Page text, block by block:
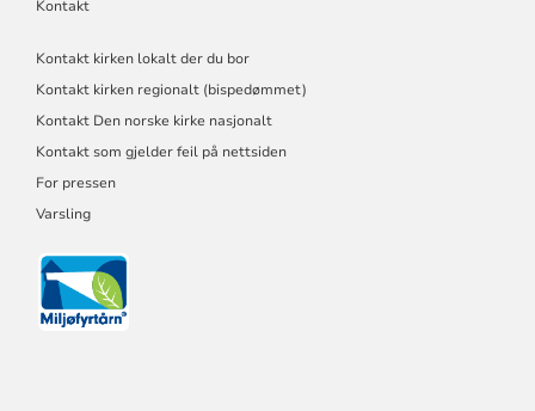
Kontakt
Kontakt kirken lokalt der du bor
Kontakt kirken regionalt (bispedømmet)
Kontakt Den norske kirke nasjonalt
Kontakt som gjelder feil på nettsiden
For pressen
Varsling